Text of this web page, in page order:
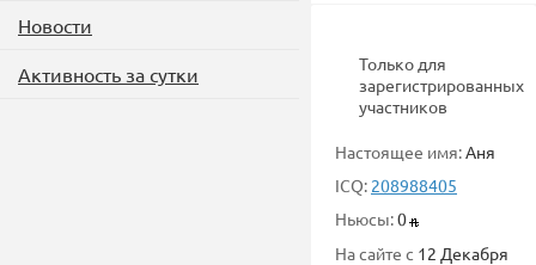
Новости
Активность за сутки
Только для
зарегистрированных
участников
Настоящее имя:Аня
ICQ: 208988405
Ньюсы:0
На сайте с 12 Декабря